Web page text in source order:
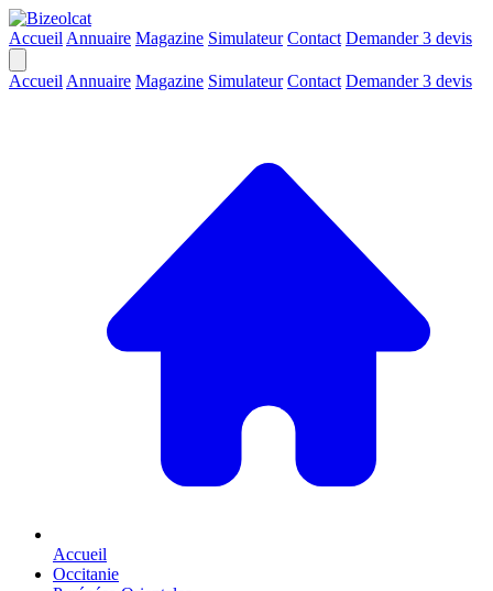
Accueil Annuaire Magazine Simulateur Contact Demander 3 devis
Accueil Annuaire Magazine Simulateur Contact Demander 3 devis
Accueil
Occitanie